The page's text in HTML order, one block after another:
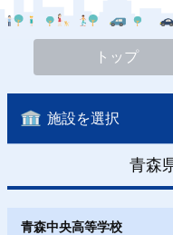
トップ
施設を選択
青森
青森中央高等学校